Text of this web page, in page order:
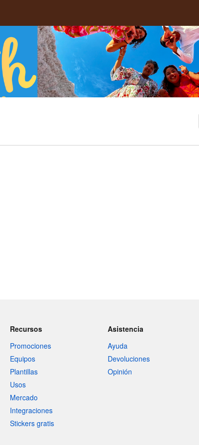
Recursos
Promociones
Equipos
Plantillas
Usos
Mercado
Integraciones
Stickers gratis
Asistencia
Ayuda
Devoluciones
Opinión